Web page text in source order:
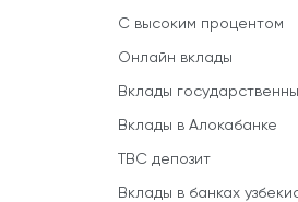
С высоким процентом
Онлайн вклады
Вклады
Вклады в Алокабанке
TBC депозит
Вклады в банках